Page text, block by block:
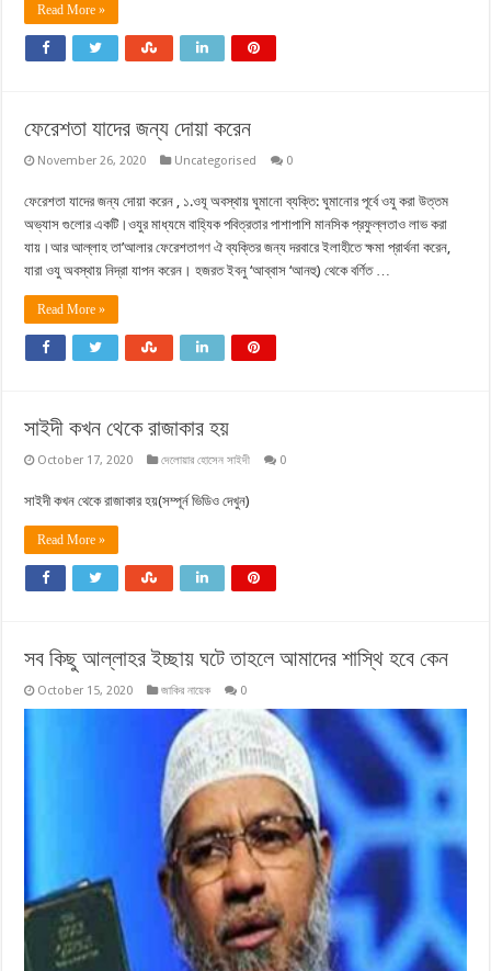
Read More »
ফেরেশতা যাদের জন্য দোয়া করেন
November 26, 2020 Uncategorised 0
ফেরেশতা যাদের জন্য দোয়া করেন , ১.ওযূ অবস্থায় ঘুমানো ব্যক্তি: ঘুমানোর পূর্বে ওযু করা উত্তম
অভ্যাস গুলোর একটি।ওযুর মাধ্যমে বাহ্যিক পবিত্রতার পাশাপাশি মানসিক প্রফুল্লতাও লাভ করা
যায়।আর আল্লাহ তা’আলার ফেরেশতাগণ ঐ ব্যক্তির জন্য দরবারে ইলাহীতে ক্ষমা প্রার্থনা করেন,
যারা ওযু অবস্থায় নিদ্রা যাপন করেন। হজরত ইবনু ‘আব্বাস ‘আনহু) থেকে বর্ণিত …
Read More »
সাইদী কখন থেকে রাজাকার হয়
October 17, 2020 দেলোয়ার হোসেন সাইদী 0
সাইদী কখন থেকে রাজাকার হয়(সম্পূর্ন ভিডিও দেখুন)
Read More »
সব কিছু আল্লাহর ইচ্ছায় ঘটে তাহলে আমাদের শাস্থি হবে কেন
October 15, 2020 জাকির নায়েক 0